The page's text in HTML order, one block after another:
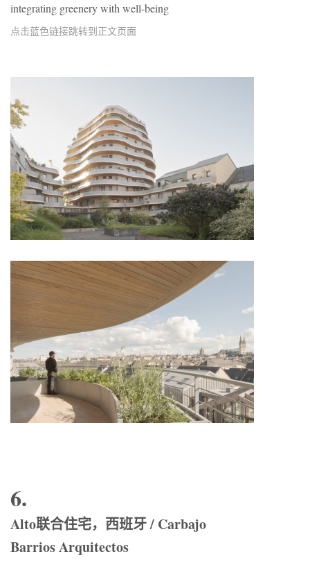
integrating greenery with well-being
点击蓝色链接跳转到正文页面
6.
Alto联合住宅，西班牙 / Carbajo
Barrios Arquitectos